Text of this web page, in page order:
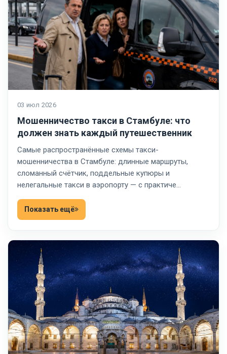
03 июл 2026
Мошенничество такси в Стамбуле: что
должен знать каждый путешественник
Самые распространённые схемы такси-
мошенничества в Стамбуле: длинные маршруты,
сломанный счётчик, поддельные купюры и
нелегальные такси в аэропорту — с практиче…
Показать ещё